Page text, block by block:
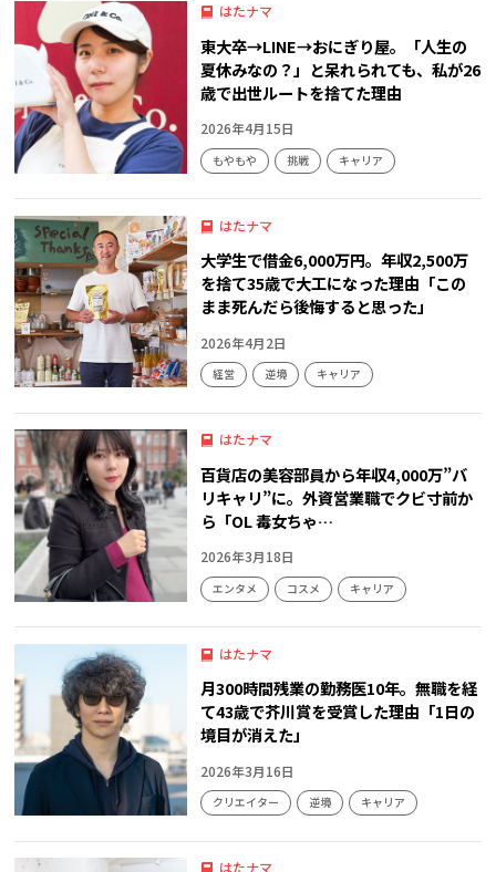
はたナマ
東大卒→LINE→おにぎり屋。「人生の
夏休みなの？」と呆れられても、私が26
歳で出世ルートを捨てた理由
2026年4月15日
もやもや 挑戦 キャリア
はたナマ
大学生で借金6,000万円。年収2,500万
を捨て35歳で大工になった理由「この
まま死んだら後悔すると思った」
2026年4月2日
経営 逆境 キャリア
はたナマ
百貨店の美容部員から年収4,000万”バ
リキャリ”に。外資営業職でクビ寸前か
ら「OL 毒女ちゃ…
2026年3月18日
エンタメ コスメ キャリア
はたナマ
月300時間残業の勤務医10年。無職を経
て43歳で芥川賞を受賞した理由「1日の
境目が消えた」
2026年3月16日
クリエイター 逆境 キャリア
はたナマ